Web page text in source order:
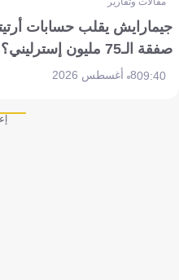
جيمارايش يقلب حسابات
صفقة الـ75 مليون إسترليني؟
09:408 أغسطس 2026